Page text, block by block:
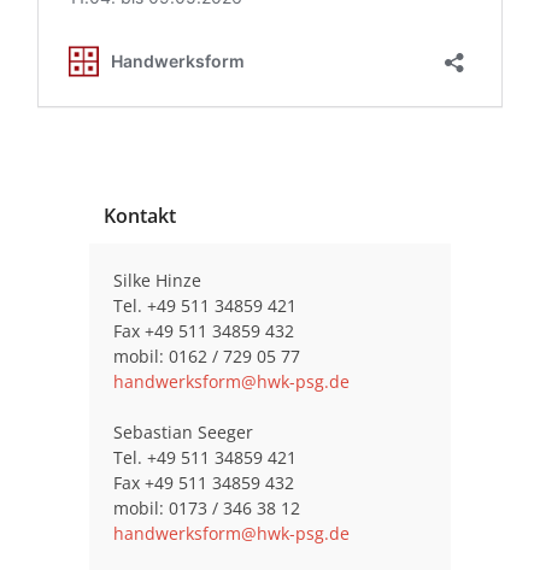
Kontakt
Silke Hinze
Tel. +49 511 34859 421
Fax +49 511 34859 432
mobil: 0162 / 729 05 77
handwerksform@hwk-psg.de
Sebastian Seeger
Tel. +49 511 34859 421
Fax +49 511 34859 432
mobil: 0173 / 346 38 12
handwerksform@hwk-psg.de